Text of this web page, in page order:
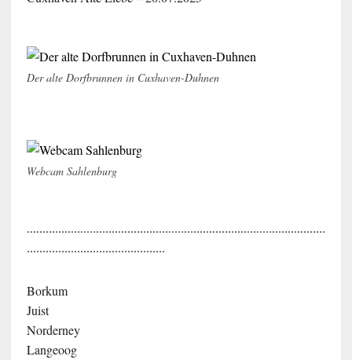
Der alte Dorfbrunnen in Cuxhaven-Duhnen
Webcam Sahlenburg
...............................................................................................
............................................
Borkum
Juist
Norderney
Langeoog